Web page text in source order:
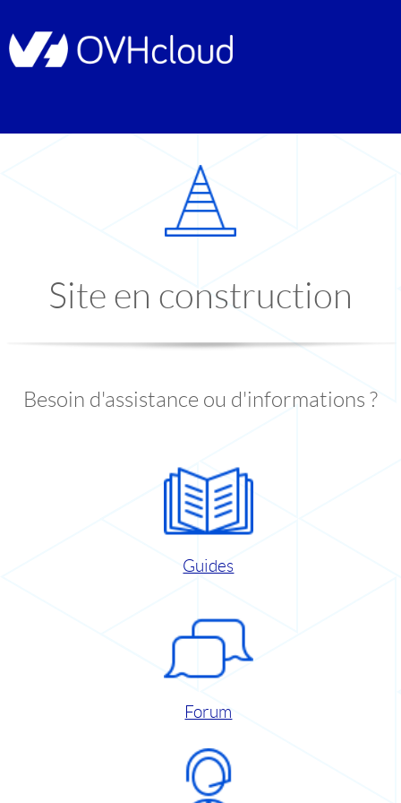
Site en construction
Besoin d'assistance ou d'informations ?
Guides
Forum